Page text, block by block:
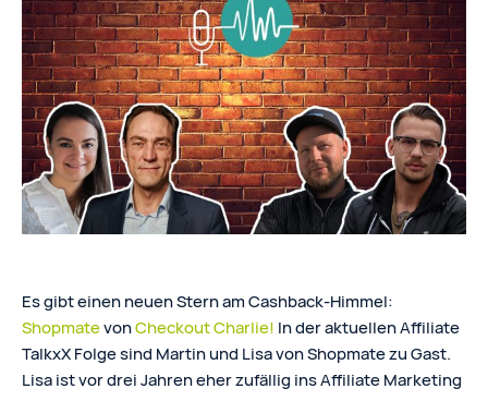
Es gibt einen neuen Stern am Cashback-Himmel:
ShopmatevonCheckout Charlie! In der aktuellen Affiliate
TalkxX Folge sind Martin und Lisa von Shopmate zu Gast.
Lisa ist vor drei Jahren eher zufällig ins Affiliate Marketing